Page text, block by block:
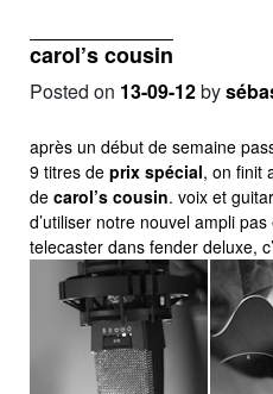
carol’s cousin
Posted on 13-09-12by
après un début de semaine
9 titres de prix spécial, on finit
de carol’s cousin. voix et
d’utiliser notre nouvel ampli
telecaster dans fender deluxe,